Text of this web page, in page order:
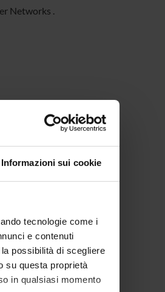
Informazioni sui cookie
tecnologie come i
e contenuti
possibilità di scegliere
su questa proprietà
in qualsiasi momento
Networks .